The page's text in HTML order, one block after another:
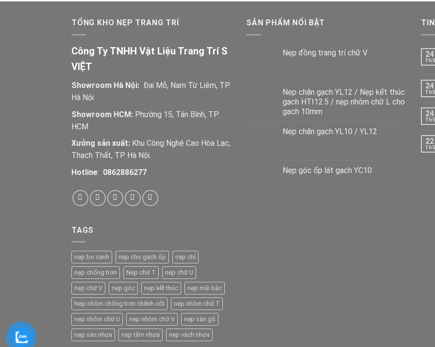
TỔNG KHO NẸP TRANG TRÍ
Công Ty TNHH Vật Liệu Trang Trí S
VIỆT
Showroom Hà Nội: Đại Mỗ, Nam Từ Liêm, TP.
Hà Nội
Showroom HCM: Phường 15, Tân Bình, TP.
HCM
Xưởng sản xuất: Khu Công Nghệ Cao Hòa Lạc,
Thạch Thất, TP. Hà Nội.
Hotline: 0862886277
SẢN PHẨM NỔI BẬT
Nẹp đồng trang trí chữ V
Nẹp chặn gạch YL12 / Nẹp kết thúc
gạch HTI12.5 / nẹp nhôm chữ L cho
gạch 10mm
Nẹp chặn gạch YL10 / YL12
Nẹp góc ốp lát gạch YC10
24
Th5
24
Th5
24
Th5
22
Th5
TAGS
nẹp bo cạnh nẹp cho gạch ốp nẹp chỉ
nẹp chống trơn Nẹp chữ T nẹp chữ U
nẹp chữ V nẹp góc nẹp kết thúc nẹp mũi bậc
Nẹp nhôm chống trơn chênh cốt nẹp nhôm chữ T
nẹp nhôm chữ U nẹp nhôm chữ V nẹp sàn gỗ
nẹp sàn nhựa nẹp tấm nhựa nẹp vách nhựa